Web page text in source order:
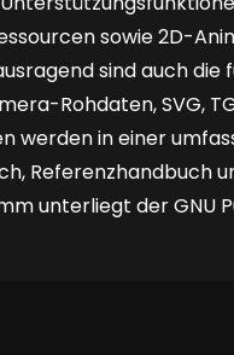
sowie 2D-
sind auch
Rohdaten, SVG,
werden in einer
Referenzhandbuch
unterliegt der GNU